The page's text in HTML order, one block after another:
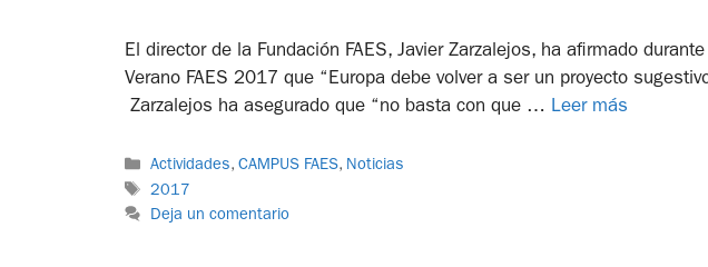
El director de la Fundación FAES, Javier Zarzalejos, ha afirmado
Verano FAES 2017 que “Europa debe volver a ser un proyecto
Zarzalejos ha asegurado que “no basta con que … Leer más
Actividades,CAMPUS FAES, Noticias
2017
Deja un comentario